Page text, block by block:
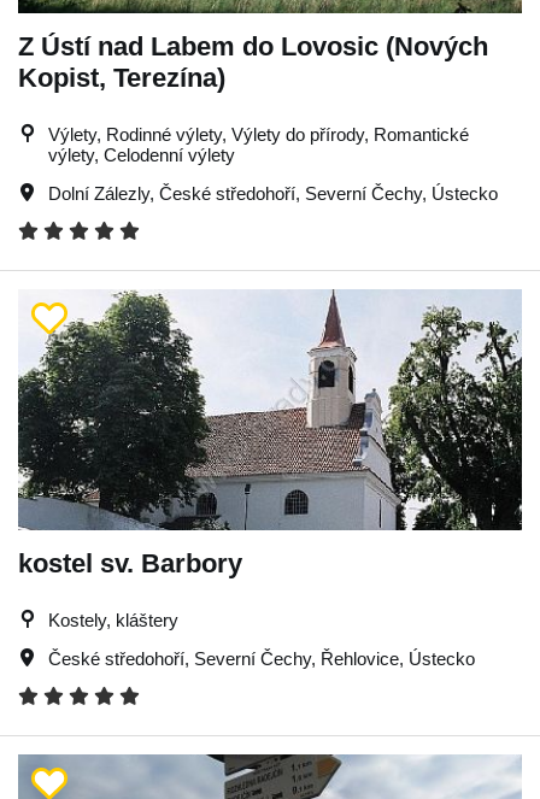
Z Ústí nad Labem do Lovosic (Nových
Kopist, Terezína)
Výlety, Rodinné výlety, Výlety do přírody, Romantické
výlety, Celodenní výlety
Dolní Zálezly, České středohoří, Severní Čechy, Ústecko
kostel sv. Barbory
Kostely, kláštery
České středohoří, Severní Čechy, Řehlovice, Ústecko